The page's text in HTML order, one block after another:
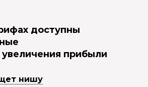
доступны
прибыли
нишу